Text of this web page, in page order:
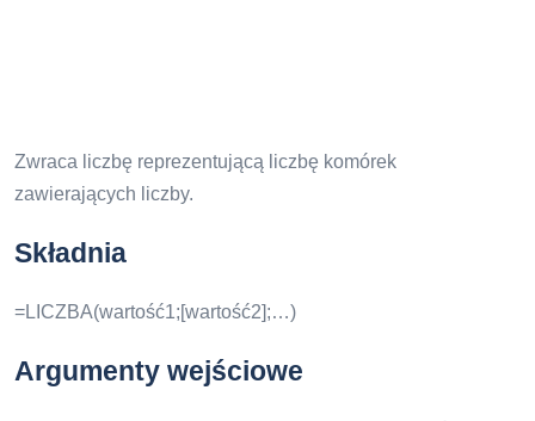
Zwraca liczbę reprezentującą liczbę komórek
zawierających liczby.
Składnia
=LICZBA(wartość1;[wartość2];…)
Argumenty wejściowe